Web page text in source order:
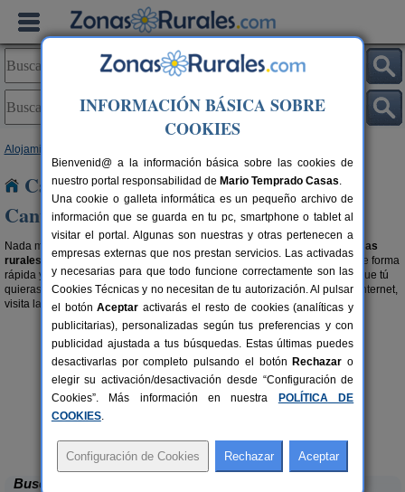
Alojamientos
Casas Rurales con disponibilidad en
Cantabria
Nada mejor que para planear tu escapada rural es ir directo a buscar
casas
rurales con fechas libres en Cantabria, permitiendo organizar tu viaje de forma
rápida y sencilla, alquilando un alojamiento rural disponible en la fecha que tú
quieras. Si además, quieres dejar la reserva hecha ya directamente por internet,
visita la sección dealojamientos con reserva online en Cantabria.
24 €
desde25 €
Orzales (Cantabria)
Buscar
INFORMACIÓN BÁSICA SOBRE
COOKIES
Bienvenid@ a la información básica sobre las cookies de
nuestro portal responsabilidad de Mario Temprado Casas.
Una cookie o galleta informática es un pequeño archivo de
información que se guarda en tu pc, smartphone o tablet al
visitar el portal. Algunas son nuestras y otras pertenecen a
empresas externas que nos prestan servicios. Las activadas
y necesarias para que todo funcione correctamente son las
Cookies Técnicas y no necesitan de tu autorización. Al pulsar
el botónAceptar activarás el resto de cookies (analíticas y
publicitarias), personalizadas según tus preferencias y con
publicidad ajustada a tus búsquedas. Estas últimas puedes
desactivarlas por completo pulsando el botón Rechazar o
elegir su activación/desactivación desde “Configuración de
Cookies”. Más información en nuestra
POLÍTICA DE
COOKIES.